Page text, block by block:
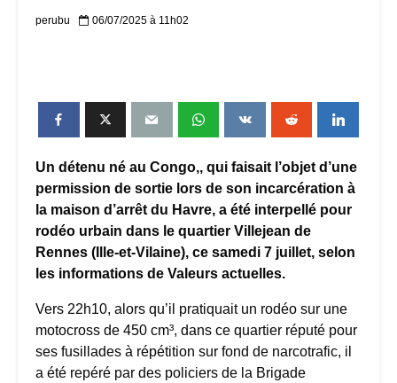
perubu 06/07/2025 à 11h02
Un détenu né au Congo,, qui faisait l’objet d’une
permission de sortie lors de son incarcération à
la maison d’arrêt du Havre, a été interpellé pour
rodéo urbain dans le quartier Villejean de
Rennes (Ille-et-Vilaine), ce samedi 7 juillet, selon
les informations de Valeurs actuelles.
Vers 22h10, alors qu’il pratiquait un rodéo sur une
motocross de 450 cm³, dans ce quartier réputé pour
ses fusillades à répétition sur fond de narcotrafic, il
a été repéré par des policiers de la Brigade